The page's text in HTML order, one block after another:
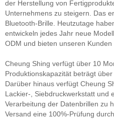
der Herstellung von
Unternehmens zu steigern. Das
Bluetooth-Brille. Heutzutage
entwickeln jedes Jahr neue
ODM und bieten unseren
Cheung Shing verfügt über 10
Produktionskapazität beträgt
Darüber hinaus verfügt Cheung
Lackier-, Siebdruckwerkstatt und
Verarbeitung der Datenbrillen zu
Versand eine 100%-Prüfung